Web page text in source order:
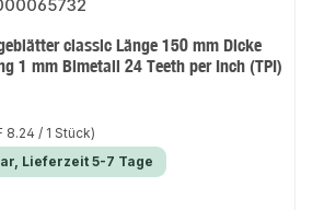
classic Länge 150 mm Dicke
1 mm Bimetall 24 Teeth per Inch (TPI)
8.24 / 1 Stück)
Lieferzeit 5-7 Tage